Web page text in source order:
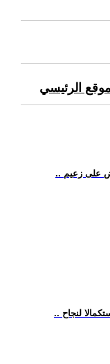
الرئيسي
على زعيم
لنجاح